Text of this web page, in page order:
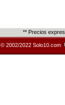
** Precios
© 2002/2022 Solo10.com